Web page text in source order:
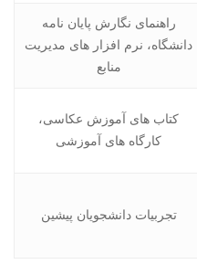
راهنمای نگارش پایان نامه
دانشگاه، نرم افزار های مدیریت
منابع
کتاب های آموزش عکاسی،
کارگاه های آموزشی
تجربیات دانشجویان پیشین